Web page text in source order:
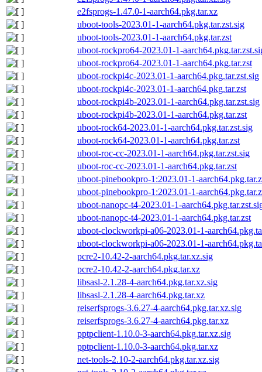
e2fsprogs-1.47.0-1-aarch64.pkg.tar.xz
uboot-tools-2023.01-1-aarch64.pkg.tar.zst.sig
uboot-tools-2023.01-1-aarch64.pkg.tar.zst
uboot-rockpro64-2023.01-1-
uboot-rockpro64-2023.01-1-aarch64.pkg.tar.zst
uboot-rockpi4c-2023.01-1-aarch64.pkg.tar.zst.sig
uboot-rockpi4c-2023.01-1-aarch64.pkg.tar.zst
uboot-rockpi4b-2023.01-1-aarch64.pkg.tar.zst.sig
uboot-rockpi4b-2023.01-1-aarch64.pkg.tar.zst
uboot-rock64-2023.01-1-aarch64.pkg.tar.zst.sig
uboot-rock64-2023.01-1-aarch64.pkg.tar.zst
uboot-roc-cc-2023.01-1-aarch64.pkg.tar.zst.sig
uboot-roc-cc-2023.01-1-aarch64.pkg.tar.zst
uboot-pinebookpro-1:2023.01-1-
uboot-pinebookpro-1:2023.01-1-
uboot-nanopc-t4-2023.01-1-
uboot-nanopc-t4-2023.01-1-aarch64.pkg.tar.zst
uboot-clockworkpi-a06-2023.01-1-
uboot-clockworkpi-a06-2023.01-1-
pcre2-10.42-2-aarch64.pkg.tar.xz.sig
pcre2-10.42-2-aarch64.pkg.tar.xz
libsasl-2.1.28-4-aarch64.pkg.tar.xz.sig
libsasl-2.1.28-4-aarch64.pkg.tar.xz
reiserfsprogs-3.6.27-4-aarch64.pkg.tar.xz.sig
reiserfsprogs-3.6.27-4-aarch64.pkg.tar.xz
pptpclient-1.10.0-3-aarch64.pkg.tar.xz.sig
pptpclient-1.10.0-3-aarch64.pkg.tar.xz
net-tools-2.10-2-aarch64.pkg.tar.xz.sig